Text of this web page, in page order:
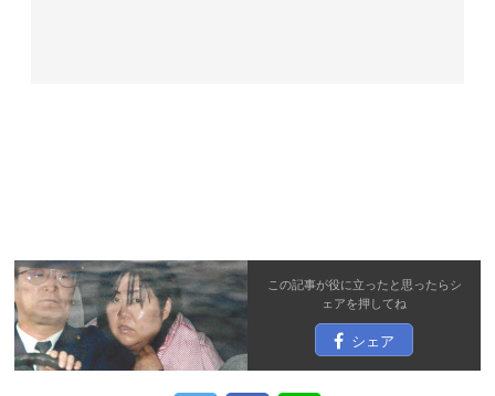
この記事が役に立ったと思ったらシ
ェアを押してね
シェア